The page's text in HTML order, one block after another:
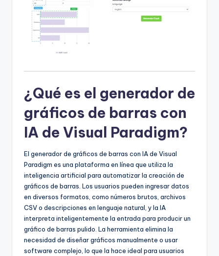
U
p
d
¿Qué es el generador de
gráficos de barras con
IA de Visual Paradigm?
El generador de gráficos de barras con IA de Visual
Paradigm es una plataforma en línea que utiliza la
inteligencia artificial para automatizar la creación de
gráficos de barras. Los usuarios pueden ingresar datos
en diversos formatos, como números brutos, archivos
CSV o descripciones en lenguaje natural, y la IA
interpreta inteligentemente la entrada para producir un
gráfico de barras pulido. La herramienta elimina la
necesidad de diseñar gráficos manualmente o usar
software complejo, lo que la hace ideal para usuarios